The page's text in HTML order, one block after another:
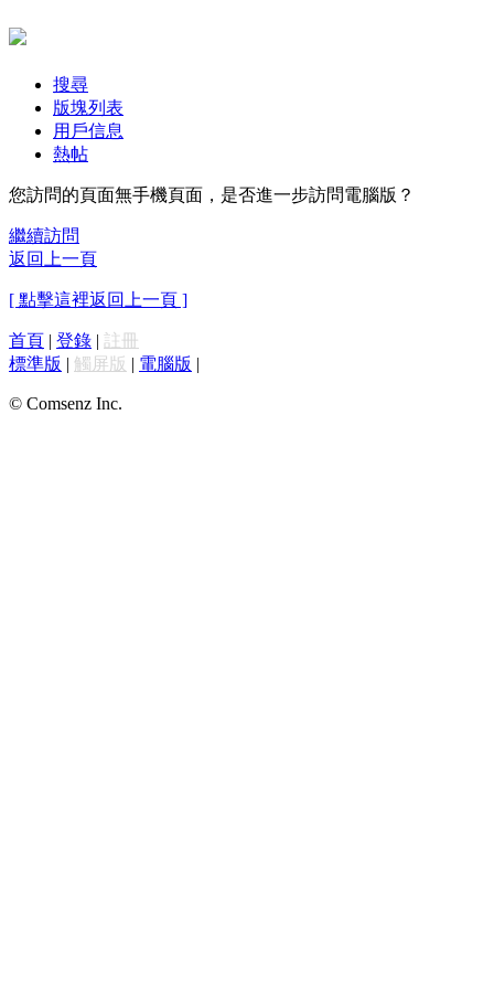
搜尋
版塊列表
用戶信息
熱帖
您訪問的頁面無手機頁面，是否進一步訪問電腦版？
繼續訪問
返回上一頁
[ 點擊這裡返回上一頁 ]
首頁 | 登錄 | 註冊
標準版 | 觸屏版 | 電腦版 |
© Comsenz Inc.